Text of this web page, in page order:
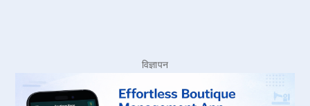
विज्ञापन